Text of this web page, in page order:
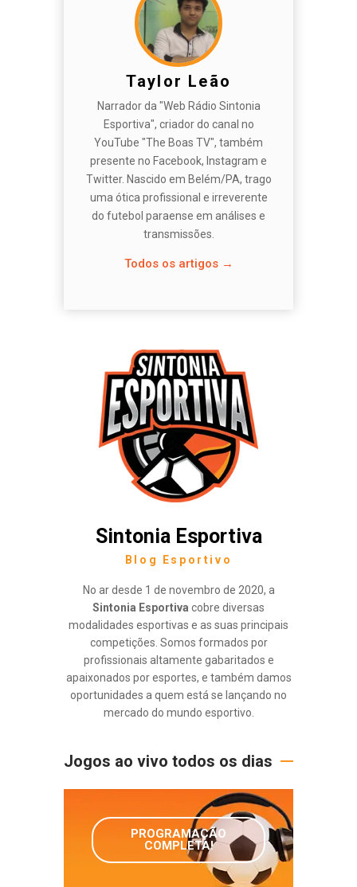
Taylor Leão
Narrador da "Web Rádio Sintonia
Esportiva", criador do canal no
YouTube "The Boas TV", também
presente no Facebook, Instagram e
Twitter. Nascido em Belém/PA, trago
uma ótica profissional e irreverente
do futebol paraense em análises e
transmissões.
Todos os artigos →
Sintonia Esportiva
Blog Esportivo
No ar desde 1 de novembro de 2020, a
Sintonia Esportiva cobre diversas
modalidades esportivas e as suas principais
competições. Somos formados por
profissionais altamente gabaritados e
apaixonados por esportes, e também damos
oportunidades a quem está se lançando no
mercado do mundo esportivo.
Jogos ao vivo todos os dias
PROGRAMAÇÃO
COMPLETA!